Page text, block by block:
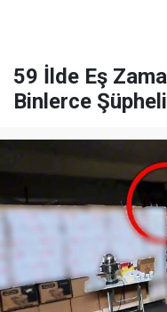
59 İlde Eş
Binlerce